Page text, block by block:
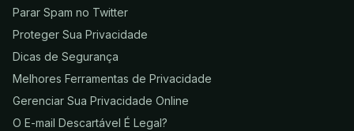
Parar Spam no Twitter
Proteger Sua Privacidade
Dicas de Segurança
Melhores Ferramentas de Privacidade
Gerenciar Sua Privacidade Online
O E-mail Descartável É Legal?